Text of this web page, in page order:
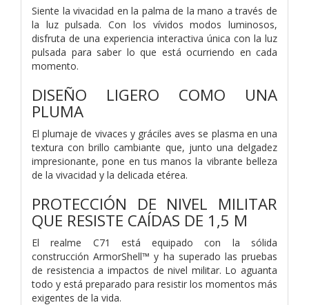
Siente la vivacidad en la palma de la mano a través de
la luz pulsada. Con los vívidos modos luminosos,
disfruta de una experiencia interactiva única con la luz
pulsada para saber lo que está ocurriendo en cada
momento.
DISEÑO LIGERO COMO UNA
PLUMA
El plumaje de vivaces y gráciles aves se plasma en una
textura con brillo cambiante que, junto una delgadez
impresionante, pone en tus manos la vibrante belleza
de la vivacidad y la delicada etérea.
PROTECCIÓN DE NIVEL MILITAR
QUE RESISTE CAÍDAS DE 1,5 M
El realme C71 está equipado con la sólida
construcción ArmorShell™ y ha superado las pruebas
de resistencia a impactos de nivel militar. Lo aguanta
todo y está preparado para resistir los momentos más
exigentes de la vida.